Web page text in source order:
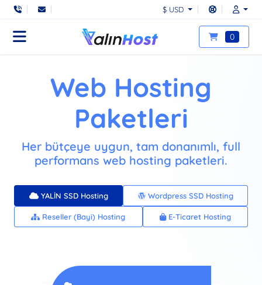
$ USD
0
Web Hosting
Paketleri
Her bütçeye uygun, tam donanımlı, full
performans web hosting paketleri.
YALİN SSD Hosting Wordpress SSD Hosting
Reseller (Bayi) Hosting E-Ticaret Hosting